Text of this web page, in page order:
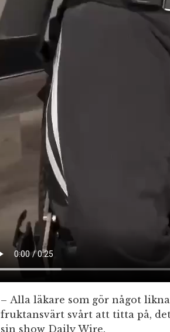
– Alla läkare som gör något
fruktansvärt svårt att titta på,
sin show Daily Wire.